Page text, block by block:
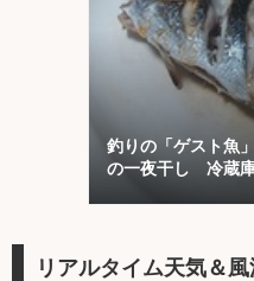
釣りの「ゲスト魚
の一夜干し 冷蔵庫
リアルタイム天気＆